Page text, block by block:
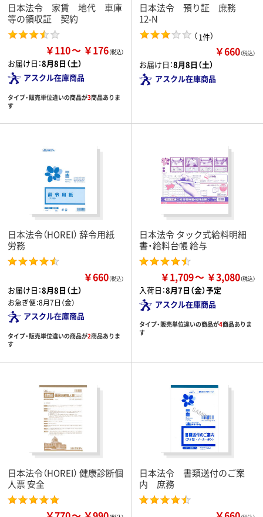
日本法令 家賃 地代 車庫
等の領収証 契約
￥110 ￥176
お届け日：8月8日（土）
アスクル在庫商品
タイプ・販売単位違いの商品が3商品ありま
す
日本法令 預り証 庶務
12-N
（1件）
￥660（税込）
お届け日：8月8日（土）
アスクル在庫商品
日本法令（HOREI） 辞令用紙
労務
￥660（税込）
お届け日：8月8日（土）
お急ぎ便：8月7日（金）
アスクル在庫商品
タイプ・販売単位違いの商品が2商品ありま
す
日本法令 タック式給料明細
書・給料台帳 給与
￥1,709 ￥3,080
入荷日：8月7日（金）予定
アスクル在庫商品
タイプ・販売単位違いの商品が4商品ありま
す
日本法令（HOREI） 健康診断個
人票 安全
日本法令 書類送付のご案
内 庶務